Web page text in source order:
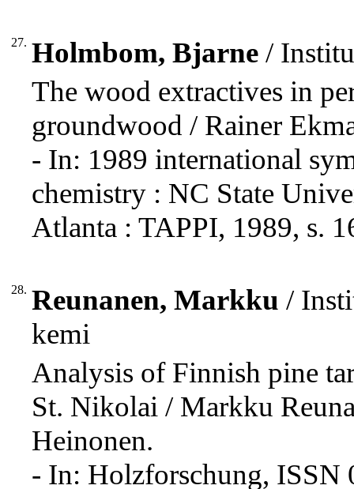
27. Holmbom, Bjarne /
The wood extractives in
groundwood / Rainer
- In: 1989 international
chemistry : NC State
Atlanta : TAPPI, 1989, s.
28. Reunanen, Markku /
kemi
Analysis of Finnish pine
St. Nikolai / Markku
Heinonen.
- In: Holzforschung, ISSN